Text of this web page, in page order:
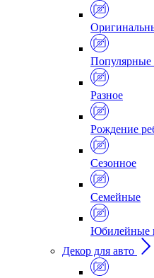
Популярные
Разное
Рождение
Сезонное
Семейные
Юбилейные
Декор для авто